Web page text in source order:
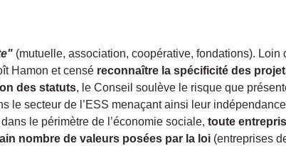
(mutuelle, association, coopérative, fondations). Loin
Hamon et censé reconnaître la spécificité des
des statuts, le Conseil soulève le risque que
le secteur de l’ESS menaçant ainsi leur
le périmètre de l’économie sociale, toute
nombre de valeurs posées par la loi (entreprises